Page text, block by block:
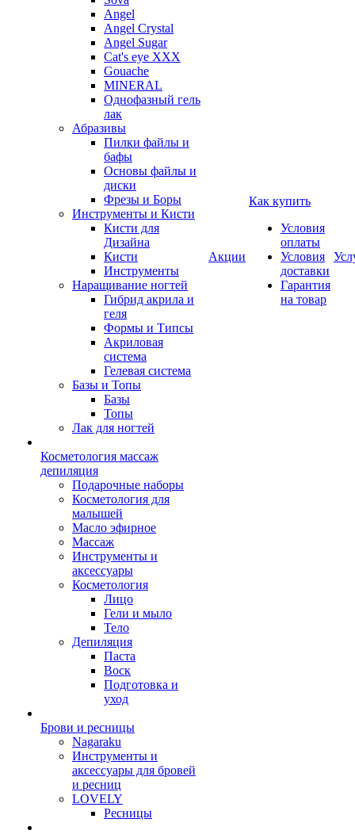
Angel
Angel Crystal
Angel Sugar
Cat's eye XXX
Gouache
MINERAL
Однофазный гель
лак
Абразивы
Пилки файлы и
бафы
Основы файлы и
диски
Фрезы и Боры
Инструменты и Кисти
Кисти для
Дизайна
Кисти
Инструменты
Наращивание ногтей
Гибрид акрила и
геля
Формы и Типсы
Акриловая
система
Гелевая система
Базы и Топы
Базы
Топы
Лак для ногтей
Косметология массаж
депиляция
Подарочные наборы
Косметология для
малышей
Масло эфирное
Массаж
Инструменты и
аксессуары
Косметология
Лицо
Гели и мыло
Тело
Депиляция
Паста
Воск
Подготовка и
уход
Брови и ресницы
Nagaraku
Инструменты и
аксессуары для бровей
и ресниц
LOVELY
Ресницы
Акции
Как купить
Условия
оплаты
Условия
доставки
Гарантия
на товар